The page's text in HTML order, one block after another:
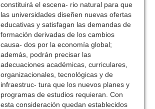
constituirá el escena- rio natural para que
las universidades diseñen nuevas ofertas
educativas y satisfagan las demandas de
formación derivadas de los cambios
causa- dos por la economía global;
además, podrán precisar las
adecuaciones académicas, curriculares,
organizacionales, tecnológicas y de
infraestruc- tura que los nuevos planes y
programas de estudios requieran. Con
esta consideración quedan establecidos